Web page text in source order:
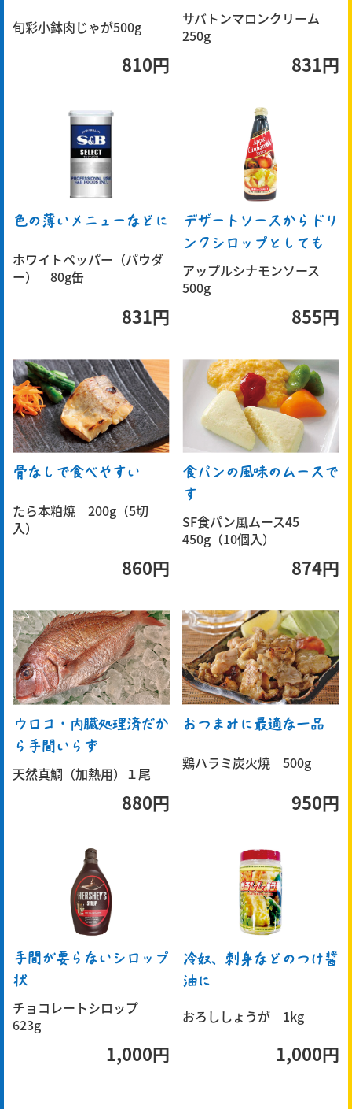
旬彩小鉢肉じゃが500g
810円
サバトンマロンクリーム
250g
831円
ホワイトペッパー（パウダ
ー） 80g缶
色の薄いメニューなどに
831円
アップルシナモンソース
500g
デザートソースからドリ
ンクシロップとしても
855円
たら本粕焼 200g（5切
入）
骨なしで食べやすい
860円
SF食パン風ムース45
450g（10個入）
食パンの風味のムースで
す
874円
天然真鯛（加熱用）１尾
ウロコ・内臓処理済だか
ら手間いらず
880円
鶏ハラミ炭火焼 500g
おつまみに最適な一品
950円
チョコレートシロップ
623g
手間が要らないシロップ
状
1,000円
おろししょうが 1kg
冷奴、刺身などのつけ醤
油に
1,000円